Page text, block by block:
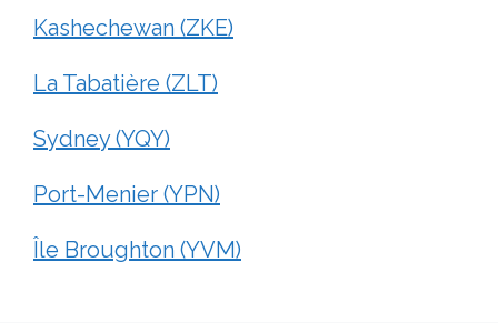
Kashechewan (ZKE)
La Tabatière (ZLT)
Sydney (YQY)
Port-Menier (YPN)
Île Broughton (YVM)